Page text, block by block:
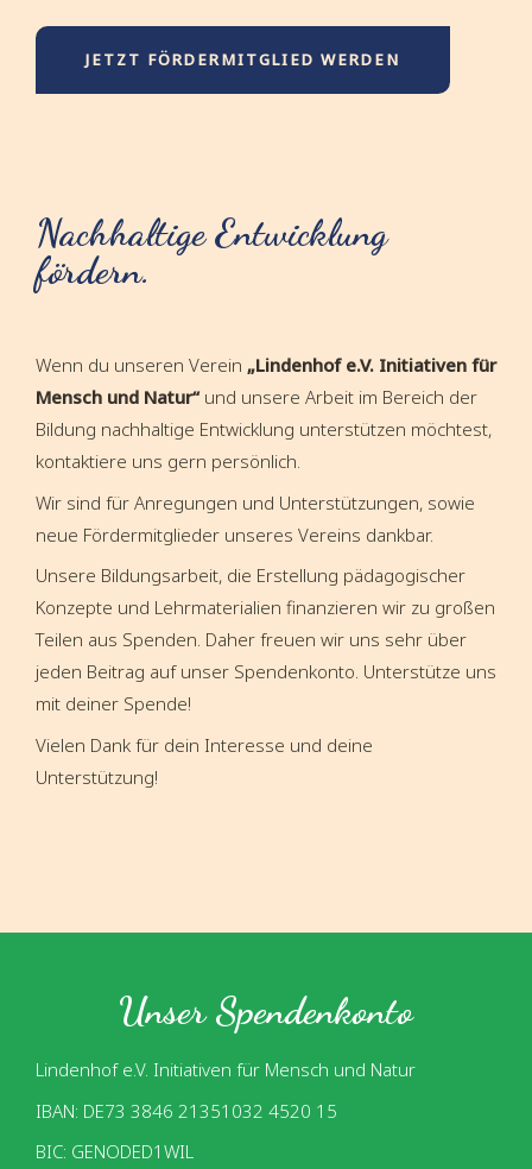
JETZT FÖRDERMITGLIED WERDEN
Nachhaltige Entwicklung
fördern.
Wenn du unseren Verein „Lindenhof e.V. Initiativen für
Mensch und Natur“und unsere Arbeit im Bereich der
Bildung nachhaltige Entwicklung unterstützen möchtest,
kontaktiere uns gern persönlich.
Wir sind für Anregungen und Unterstützungen, sowie
neue Fördermitglieder unseres Vereins dankbar.
Unsere Bildungsarbeit, die Erstellung pädagogischer
Konzepte und Lehrmaterialien finanzieren wir zu großen
Teilen aus Spenden. Daher freuen wir uns sehr über
jeden Beitrag auf unser Spendenkonto. Unterstütze uns
mit deiner Spende!
Vielen Dank für dein Interesse und deine
Unterstützung!
Unser Spendenkonto
Lindenhof e.V. Initiativen für Mensch und Natur
IBAN: DE73 3846 21351032 4520 15
BIC: GENODED1WIL